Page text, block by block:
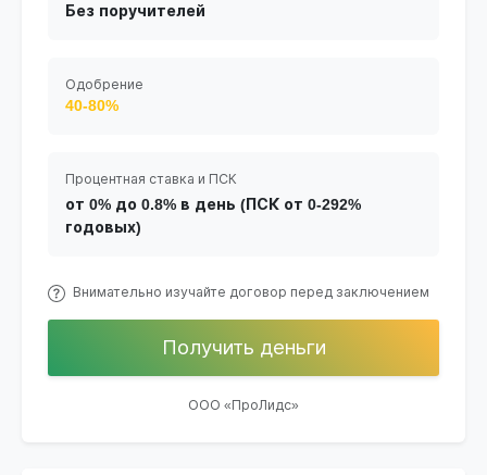
Без поручителей
Одобрение
40-80%
Процентная ставка и ПСК
от 0% до 0.8% в день (ПСК от 0-292%
годовых)
Внимательно изучайте договор перед заключением
Получить деньги
ООО «ПроЛидс»